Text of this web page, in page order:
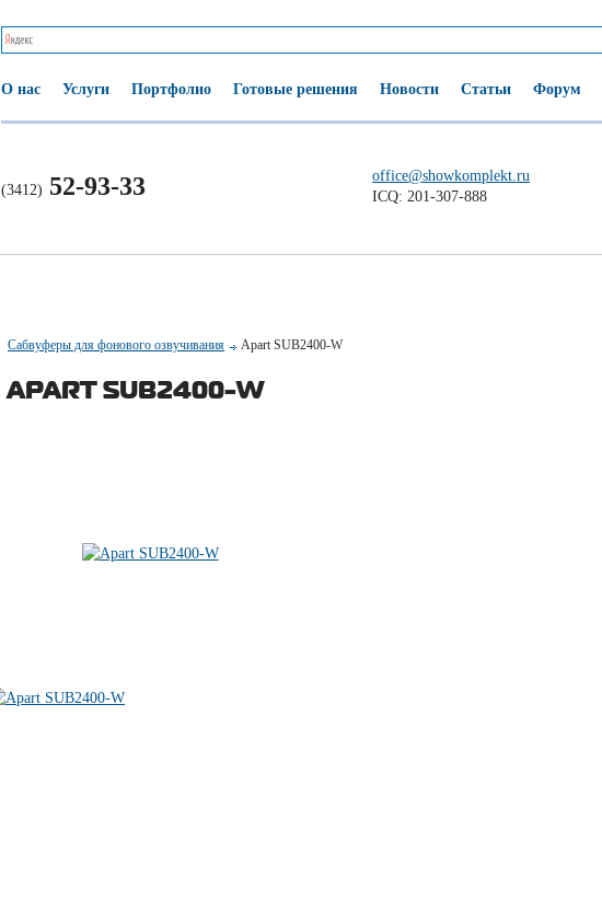
О нас Услуги Портфолио Готовые решения Новости Статьи Форум
(3412) 52-93-33
office@showkomplekt.ru
ICQ: 201-307-888
Сабвуферы для фонового озвучивания Apart SUB2400-W
APART SUB2400-W